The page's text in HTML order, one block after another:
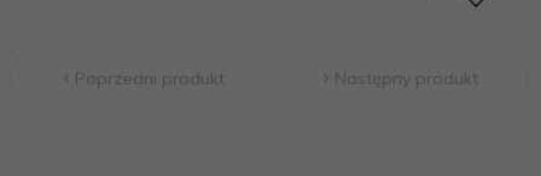
Poprzedni produkt Następny produkt